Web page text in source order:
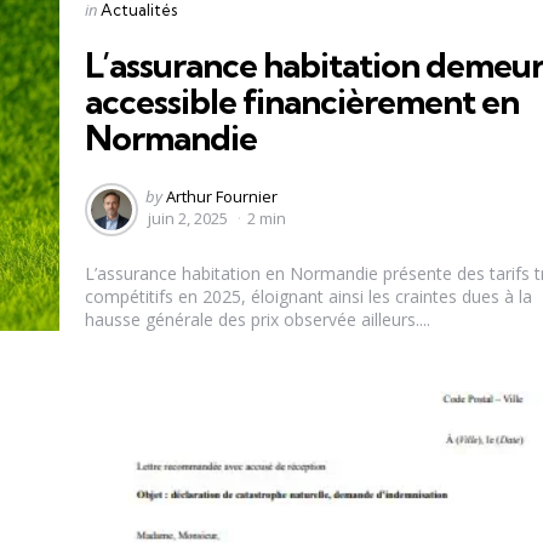
Categories
Posted
in Actualités
L’assurance habitation
accessible financièrement en
Normandie
Posted
by
byArthur Fournier
juin 2, 2025
2 min
L’assurance habitation en Normandie présente des tarifs
compétitifs en 2025, éloignant ainsi les craintes dues à la
hausse générale des prix observée ailleurs....